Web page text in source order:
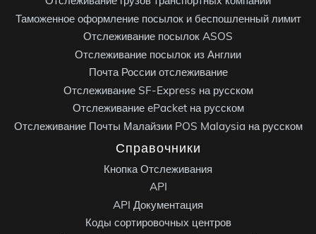
Таможенное оформление посылок и беспошленный лимит
Отслеживание посылок ASOS
Отслеживание посылок из Англии
Почта России отслеживание
Отслеживание SF-Express на русском
Отслеживание ePacket на русском
Отслеживание Почты Малайзии POS Malaysia на русском
Справочники
Кнопка Отслеживания
API
API Документация
Коды сортировочных центров